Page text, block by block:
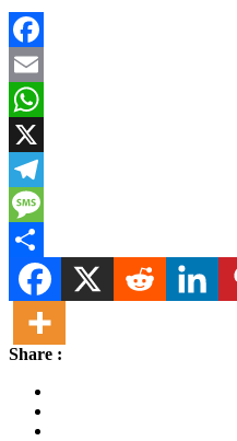
Facebook
Email
WhatsApp
X
Telegram
Message
Share
Share :